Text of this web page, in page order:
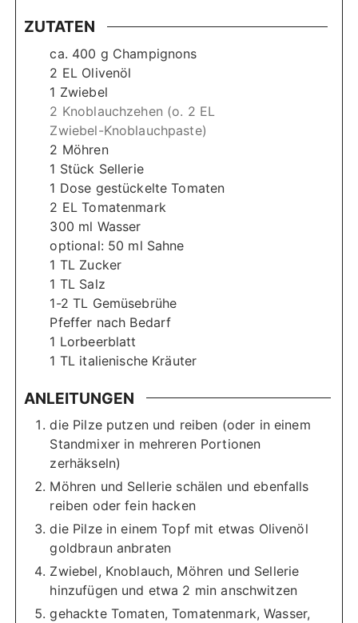
ZUTATEN
ca. 400 g Champignons
2 EL Olivenöl
1 Zwiebel
2 Knoblauchzehen (o. 2 EL
Zwiebel-Knoblauchpaste)
2 Möhren
1 Stück Sellerie
1 Dose gestückelte Tomaten
2 EL Tomatenmark
300 ml Wasser
optional: 50 ml Sahne
1 TL Zucker
1 TL Salz
1-2 TL Gemüsebrühe
Pfeffer nach Bedarf
1 Lorbeerblatt
1 TL italienische Kräuter
ANLEITUNGEN
die Pilze putzen und reiben (oder in einem
Standmixer in mehreren Portionen
zerhäkseln)
Möhren und Sellerie schälen und ebenfalls
reiben oder fein hacken
die Pilze in einem Topf mit etwas Olivenöl
goldbraun anbraten
Zwiebel, Knoblauch, Möhren und Sellerie
hinzufügen und etwa 2 min anschwitzen
gehackte Tomaten, Tomatenmark, Wasser,